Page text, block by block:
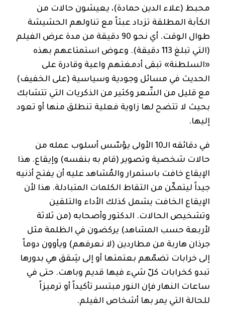
محبط (علاء الدين حمادة)، يعيشون حالات من
الكآبة المطلقة تزداد عبثاً مع تناولهم الحشيشة
طوال الوقت. أي نحو 90 دقيقة من مدة عرض الفيلم
(التي تبلغ 113 دقيقة). وعوض استمتاعهم بهذه
«السلطنة» تبقى أدمغتهم واعية وقادرة على
الحديث في مسائل وجودية وسياسية (على الخفيف)
مع قليل من الشّعر وكثير من الذكريات التي تتشابك
بحيث لا تتضح لها زاوية فعلية تنطلق منها أو تعود
إليها.
في دقائقه الـ10 الأولى يؤسّس أسلوب عمله من
حالات شخصية وتصوير (قام به بنفسه) وإيقاع. هذا
الإيقاع خافت باستمرار والمُشاهد عليه أن يفتح أذنيه
جيداً ليتمكّن من التقاط الكلمات المتبادلة. هذا لأن
الإيقاع الخافت يشمل كذلك الأداء والتلقين
وتشخيص الحالات. الدكتور وأصحابه (من ثلاثة
لأربعة حسب المشاهد) يركضون في الظلمة مثل
جرذان هاربة من مطاردين (لا نعرفهم) ويأوون دوماً
إلى خرابات تضمّهم بعتمتها أو إلى شِقق هي بدورها
تبدو كخرابات كلّ شيء فيها قديم وباهت. حتى في
ساعات النهار فإن النور مبتسر تأكيداً أو ترميزاً
للحالة التي يمر بها أشخاص الفيلم.